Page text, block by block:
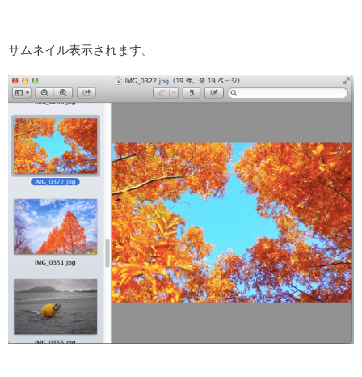
サムネイル表示されます。